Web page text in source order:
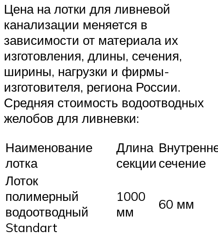
Цена на лотки для ливневой
канализации меняется в
зависимости от материала их
изготовления, длины, сечения,
ширины, нагрузки и фирмы-
изготовителя, региона России.
Средняя стоимость водоотводных
желобов для ливневки:
Наименование
лотка
Длина
секции сечение
Лоток
полимерный
водоотводный
Standart
1000
мм
60 мм